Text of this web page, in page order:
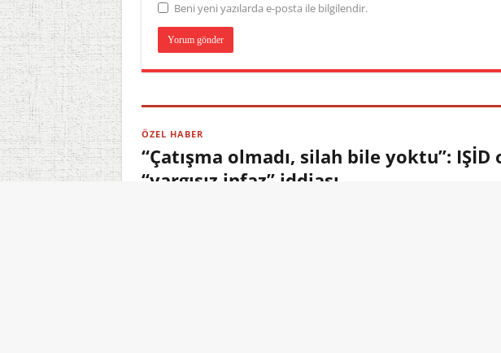
Beni yeni yazılarda e-posta ile bilgilendir.
ÖZEL HABER
“Çatışma olmadı, silah bile yoktu”:
“yargısız infaz” iddiası